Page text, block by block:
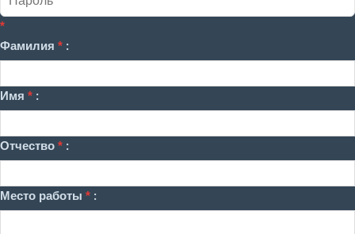
*
Фамилия * :
Имя * :
Отчество * :
Место работы * :